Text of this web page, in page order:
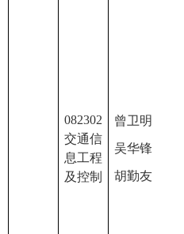
082302
交通信
息工程
及控制
曾卫明
吴华锋
胡勤友